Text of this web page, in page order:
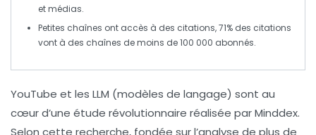
et médias.
Petites chaînes ont accès à des citations,71% des citations
vont à des chaînes de moins de 100 000 abonnés.
YouTube et les LLM (modèles de langage) sont au
cœur d’une étude révolutionnaire réalisée parMinddex.
Selon cette recherche, fondée sur l’analyse de plus de